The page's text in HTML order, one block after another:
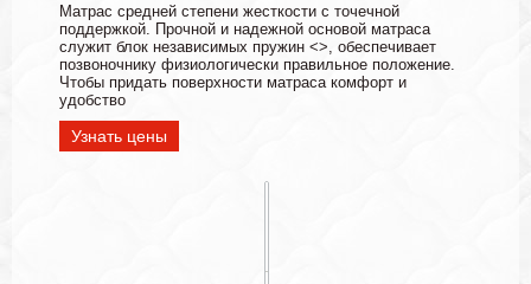
Матрас средней степени жесткости с точечной
поддержкой. Прочной и надежной основой матраса
служит блок независимых пружин <>, обеспечивает
позвоночнику физиологически правильное положение.
Чтобы придать поверхности матраса комфорт и
удобство
Узнать цены